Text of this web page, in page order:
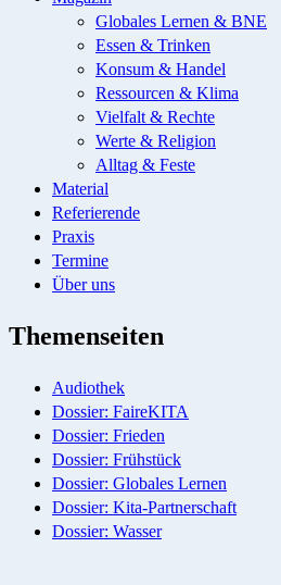
Globales Lernen & BNE
Essen & Trinken
Konsum & Handel
Ressourcen & Klima
Vielfalt & Rechte
Werte & Religion
Alltag & Feste
Material
Referierende
Praxis
Termine
Über uns
Themenseiten
Audiothek
Dossier: FaireKITA
Dossier: Frieden
Dossier: Frühstück
Dossier: Globales Lernen
Dossier: Kita-Partnerschaft
Dossier: Wasser